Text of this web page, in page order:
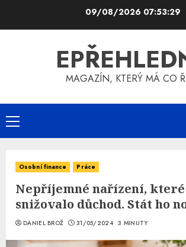
09/08/2026 07:53:29
MAGAZÍN, KTERÝ MÁ CO
Primary
Menu
Osobní finance Práce
Nepříjemné nařízení, které
snižovalo důchod. Stát ho
DANIEL BROŽ 31/05/2024 3 MINUTY